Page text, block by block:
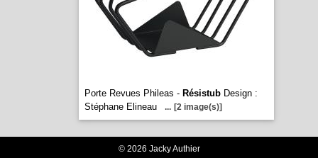
Porte Revues Phileas - RésistubDesign :
Stéphane Elineau
... [2 image(s)]
© 2026 Jacky Authier